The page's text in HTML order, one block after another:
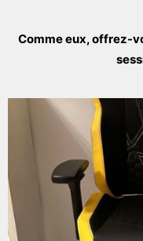
Comme eux, offrez-